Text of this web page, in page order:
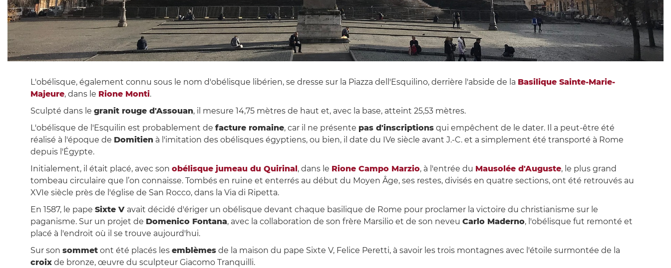
L'obélisque, également connu sous le nom d'obélisque libérien, se dresse sur la Piazza dell'Esquilino, derrière l'abside de la Basilique Sainte-Marie-
Majeure, dans le Rione Monti.
Sculpté dans le granit rouge d'Assouan, il mesure 14,75 mètres de haut et, avec la base, atteint 25,53 mètres.
L'obélisque de l'Esquilin est probablement de facture romaine, car il ne présente pas d'inscriptionsqui empêchent de le dater. Il a peut-être été
réalisé à l'époque de Domitienà l'imitation des obélisques égyptiens, ou bien, il date du IVe siècle avant J.-C. et a simplement été transporté à Rome
depuis l'Égypte.
Initialement, il était placé, avec son obélisque jumeau du Quirinal, dans le Rione Campo Marzio, à l'entrée du Mausolée d'Auguste, le plus grand
tombeau circulaire que l’on connaisse. Tombés en ruine et enterrés au début du Moyen Âge, ses restes, divisés en quatre sections, ont été retrouvés au
XVIe siècle près de l'église de San Rocco, dans la Via di Ripetta.
En 1587, le pape Sixte V avait décidé d'ériger un obélisque devant chaque basilique de Rome pour proclamer la victoire du christianisme sur le
paganisme. Sur un projet de Domenico Fontana, avec la collaboration de son frère Marsilio et de son neveu Carlo Maderno, l'obélisque fut remonté et
placé à l'endroit où il se trouve aujourd'hui.
Sur son sommetont été placés les emblèmesde la maison du pape Sixte V, Felice Peretti, à savoir les trois montagnes avec l'étoile surmontée de la
croixde bronze, œuvre du sculpteur Giacomo Tranquilli.